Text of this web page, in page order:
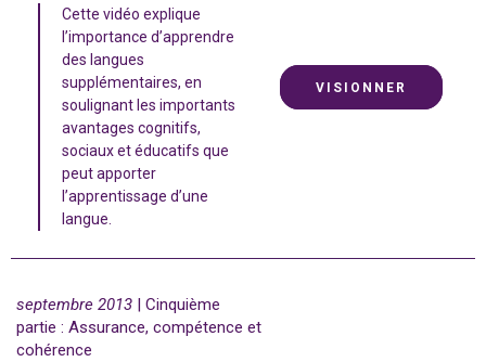
Cette vidéo explique
l’importance d’apprendre
des langues
supplémentaires, en
soulignant les importants
avantages cognitifs,
sociaux et éducatifs que
peut apporter
l’apprentissage d’une
langue.
VISIONNER
septembre 2013 | Cinquième
partie : Assurance, compétence et
cohérence